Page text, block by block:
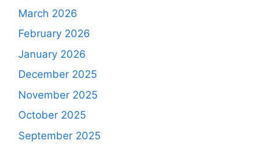
March 2026
February 2026
January 2026
December 2025
November 2025
October 2025
September 2025